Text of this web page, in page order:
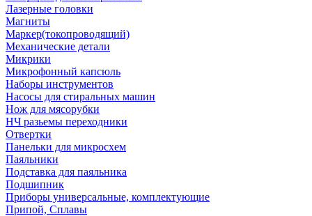
Лазерные головки
Магниты
Маркер(токопроводящий)
Механические детали
Микрики
Микрофонный капсюль
Наборы инструментов
Насосы для стиральных машин
Нож для мясорубки
НЧ разьемы переходники
Отвертки
Панельки для микросхем
Паяльники
Подставка для паяльника
Подшипник
Приборы универсальные, комплектующие
Припой, Сплавы